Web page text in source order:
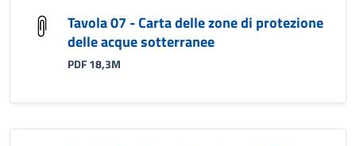
Tavola 07 - Carta delle zone di protezione
delle acque sotterranee
PDF 18,3M